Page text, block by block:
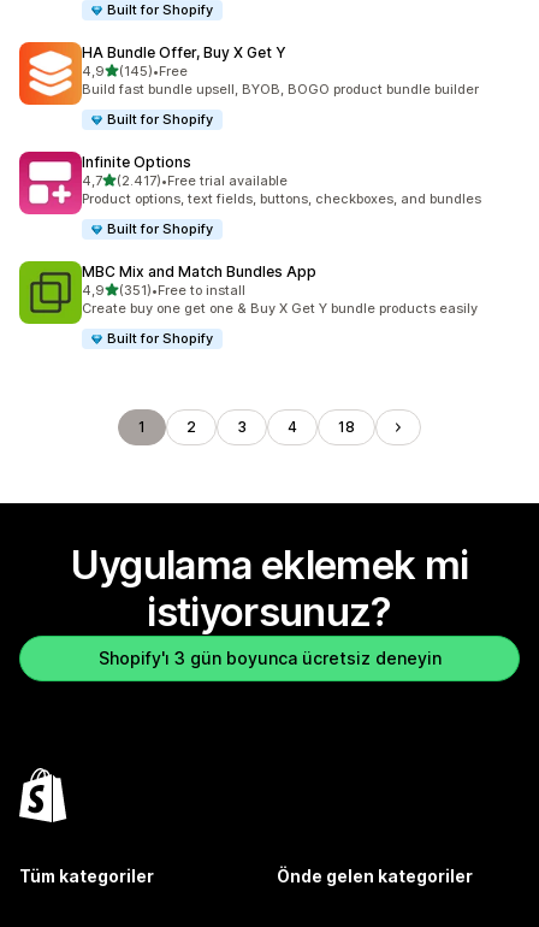
Built for Shopify
HA Bundle Offer, Buy X Get Y
4,95 yıldız üzerinden
(145)
toplam 145 değerlendirme
•Free
Build fast bundle upsell, BYOB, BOGO product bundle builder
Built for Shopify
Infinite Options
4,75 yıldız üzerinden
(2.417)
toplam 2417 değerlendirme
•Free trial available
Product options, text fields, buttons, checkboxes, and bundles
Built for Shopify
MBC Mix and Match Bundles App
4,95 yıldız üzerinden
(351)
toplam 351 değerlendirme
•Free to install
Create buy one get one & Buy X Get Y bundle products easily
Built for Shopify
1 2 3 4 18
Uygulama eklemek mi
istiyorsunuz?
Shopify'ı 3 gün boyunca ücretsiz deneyin
Tüm kategoriler Önde gelen kategoriler